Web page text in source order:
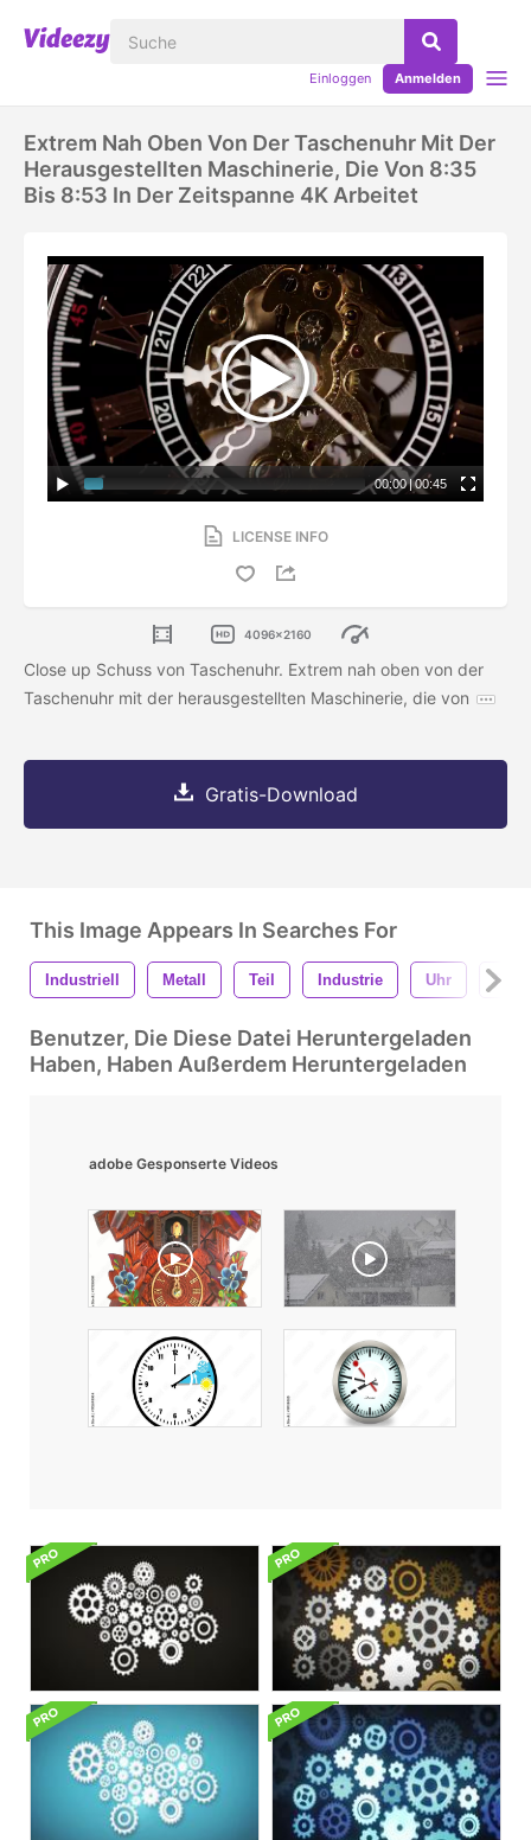
Einloggen Anmelden
Extrem Nah Oben Von Der Taschenuhr Mit Der
Herausgestellten Maschinerie, Die Von 8:35
Bis 8:53 In Der Zeitspanne 4K Arbeitet
00:00|00:45
LICENSE INFO
4096x2160
Close up Schuss von Taschenuhr. Extrem nah oben von der
Taschenuhr mit der herausgestellten Maschinerie, die von
Gratis-Download
This Image Appears In Searches For
Industriell Metall Teil Industrie Uhr Rad
Benutzer, Die Diese Datei Heruntergeladen
Haben, Haben Außerdem Heruntergeladen
adobe Gesponserte Videos